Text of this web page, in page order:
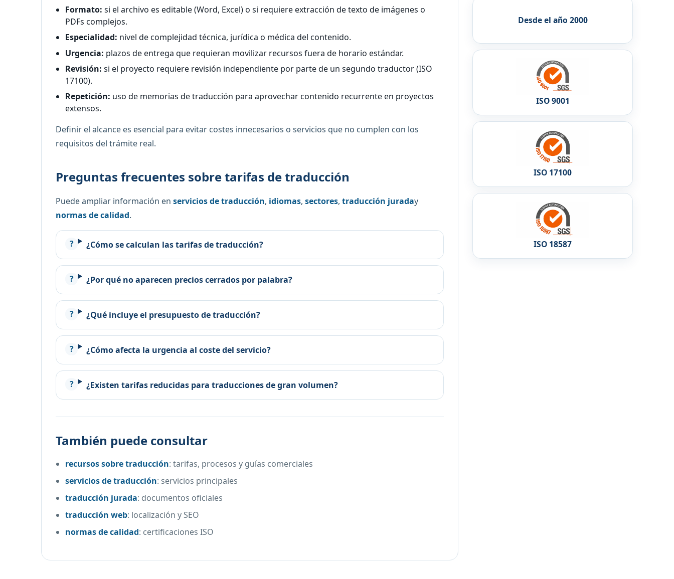
Formato: si el archivo es editable (Word, Excel) o si requiere extracción de texto de imágenes o
PDFs complejos.
Especialidad: nivel de complejidad técnica, jurídica o médica del contenido.
Urgencia: plazos de entrega que requieran movilizar recursos fuera de horario estándar.
Revisión: si el proyecto requiere revisión independiente por parte de un segundo traductor (ISO
17100).
Repetición: uso de memorias de traducción para aprovechar contenido recurrente en proyectos
extensos.
Definir el alcance es esencial para evitar costes innecesarios o servicios que no cumplen con los
requisitos del trámite real.
Preguntas frecuentes sobre tarifas de traducción
Puede ampliar información en servicios de traducción, idiomas, sectores, traducción juraday
normas de calidad.
¿Cómo se calculan las tarifas de traducción?
¿Por qué no aparecen precios cerrados por palabra?
¿Qué incluye el presupuesto de traducción?
¿Cómo afecta la urgencia al coste del servicio?
¿Existen tarifas reducidas para traducciones de gran volumen?
También puede consultar
recursos sobre traducción:tarifas, procesos y guías comerciales
servicios de traducción: servicios principales
traducción jurada: documentos oficiales
traducción web: localización y SEO
normas de calidad: certificaciones ISO
Desde el año 2000
ISO 9001
ISO 17100
ISO 18587